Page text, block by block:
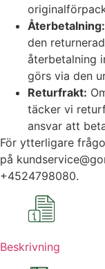
Återbetalning:
den
återbetalning
görs via den
Returfrakt:
täcker vi
ansvar att
För ytterligare
på
+4524798080.
Beskrivning